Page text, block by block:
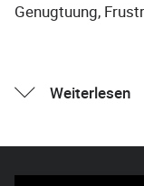
Genugtuung,
Weiterlesen